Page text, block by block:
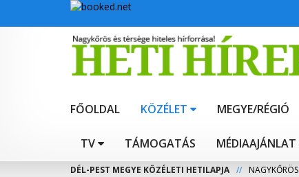
FŐOLDAL KÖZÉLET MEGYE/RÉGIÓ
TV TÁMOGATÁS MÉDIAAJÁNLAT
DÉL-PEST MEGYE KÖZÉLETI HETILAPJA // NAGYKŐRÖS